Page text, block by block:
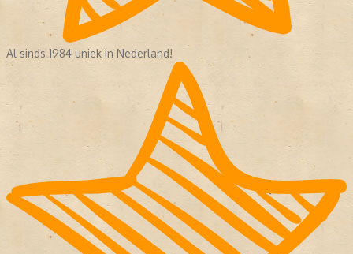
Al sinds 1984 uniek in Nederland!